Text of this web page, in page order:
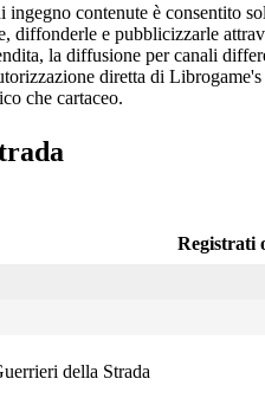
contenute è consentito
diffonderle e pubblicizzarle
la diffusione per canali
diretta di
che cartaceo.
Registrati
della Strada